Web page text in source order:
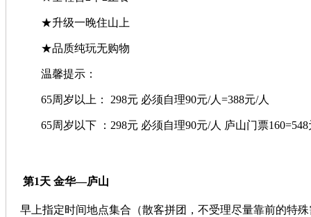
★升级一晚住山上
★品质纯玩无购物
温馨提示：
65周岁以上： 298元 必须自理90元/人=388元/人
65周岁以下 ：298元 必须自理90元/人 庐山门票
第1天 金华—庐山
早上指定时间地点集合（散客拼团，不受理尽量靠前的特